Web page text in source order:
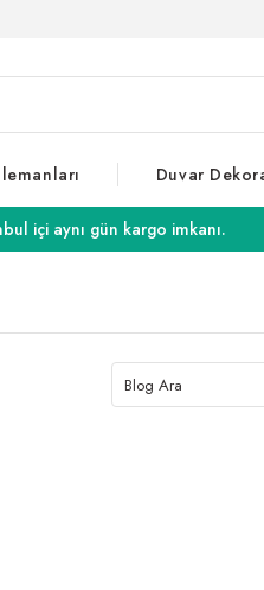
Duvar
içi aynı gün kargo imkanı.